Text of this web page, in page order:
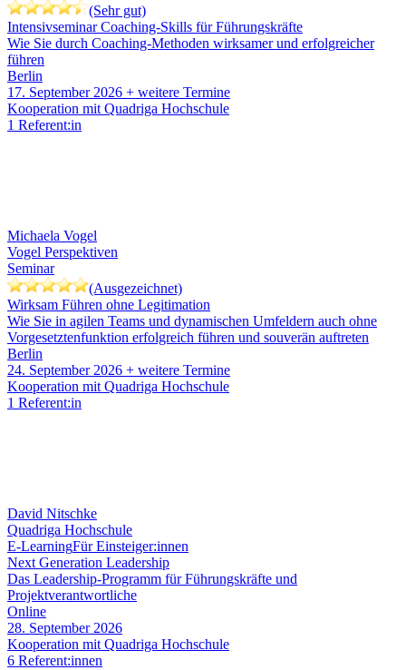
(Sehr gut)
Intensivseminar Coaching-Skills für Führungskräfte
Wie Sie durch Coaching-Methoden wirksamer und erfolgreicher
führen
Berlin
17. September 2026 + weitere Termine
Kooperation mit Quadriga Hochschule
1 Referent:in
Michaela Vogel
Vogel Perspektiven
Seminar
(Ausgezeichnet)
Wirksam Führen ohne Legitimation
Wie Sie in agilen Teams und dynamischen Umfeldern auch ohne
Vorgesetztenfunktion erfolgreich führen und souverän auftreten
Berlin
24. September 2026 + weitere Termine
Kooperation mit Quadriga Hochschule
1 Referent:in
David Nitschke
Quadriga Hochschule
E-LearningFür Einsteiger:innen
Next Generation Leadership
Das Leadership-Programm für Führungskräfte und
Projektverantwortliche
Online
28. September 2026
Kooperation mit Quadriga Hochschule
6 Referent:innen